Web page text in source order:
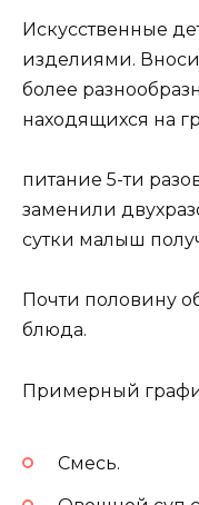
Искусственные
изделиями.
более
находящихся на
питание 5-ти
заменили
сутки малыш
Почти половину
блюда.
Примерный
Смесь.